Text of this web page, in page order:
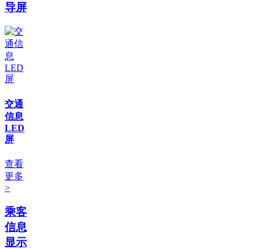
导屏
交通
信息
LED
屏
查看
更多
>
乘客
信息
显示